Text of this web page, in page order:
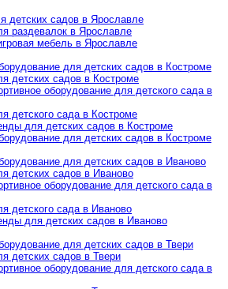
детских садов в Ярославле
раздевалок в Ярославле
мебель в Ярославле
для детских садов в Костроме
детских садов в Костроме
оборудование для детского сада в
детского сада в Костроме
для детских садов в Костроме
для детских садов в Костроме
для детских садов в Иваново
детских садов в Иваново
оборудование для детского сада в
детского сада в Иваново
для детских садов в Иваново
для детских садов в Твери
детских садов в Твери
оборудование для детского сада в